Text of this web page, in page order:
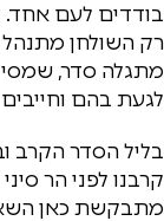
בודדים לעם אחד.
רק השולחן מתנהל
מתגלה סדר,
לגעת בהם
בליל הסדר הקרב
קרבנו לפני הר
מתבקשת כאן